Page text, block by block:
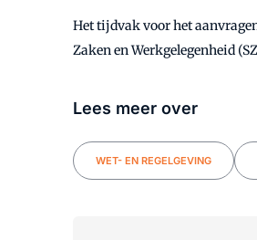
Het tijdvak voor het
Zaken en Werkgelegenheid
Lees meer over
WET- EN REGELGEVING